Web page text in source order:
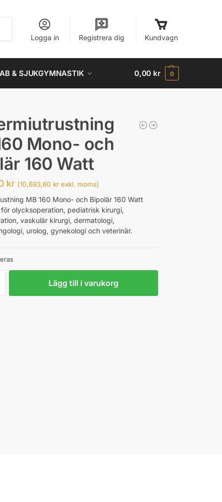
Logga in Registrera dig Kundvagn
& SJUKGYMNASTIK 0,00 kr 0
Mono- och
160 Watt
kr (10,693,60 kr exkl. moms)
MB 160 Mono- och Bipolär 160 Watt
olycksoperation, pediatrisk kirurgi,
vaskulär kirurgi, dermatologi,
urolog, gynekologi och veterinär.
Lägg till i varukorg